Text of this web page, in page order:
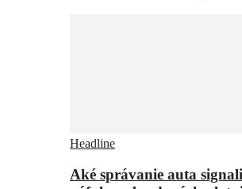
Headline
Aké správanie auta